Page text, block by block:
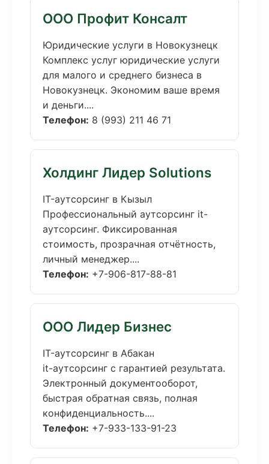
ООО Профит Консалт
Юридические услуги в Новокузнецк
Комплекс услуг юридические услуги
для малого и среднего бизнеса в
Новокузнецк. Экономим ваше время
и деньги....
Телефон: 8 (993) 211 46 71
Холдинг Лидер Solutions
IT-аутсорсинг в Кызыл
Профессиональный аутсорсинг it-
аутсорсинг. Фиксированная
стоимость, прозрачная отчётность,
личный менеджер....
Телефон: +7-906-817-88-81
ООО Лидер Бизнес
IT-аутсорсинг в Абакан
it-аутсорсинг с гарантией результата.
Электронный документооборот,
быстрая обратная связь, полная
конфиденциальность....
Телефон: +7-933-133-91-23